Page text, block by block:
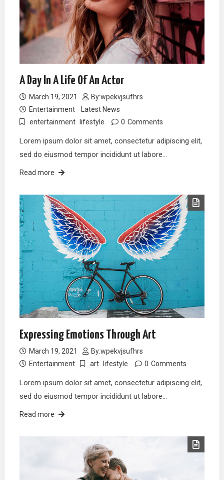
A Day In A Life Of An Actor
March 19, 2021 By:wpekvjsufhrs
Entertainment
Latest News
entertainment
lifestyle 0 Comments
Lorem ipsum dolor sit amet, consectetur adipiscing elit,
sed do eiusmod tempor incididunt ut labore…
Read more
Expressing Emotions Through Art
March 19, 2021 By:wpekvjsufhrs
Entertainment
art lifestyle 0 Comments
Lorem ipsum dolor sit amet, consectetur adipiscing elit,
sed do eiusmod tempor incididunt ut labore…
Read more